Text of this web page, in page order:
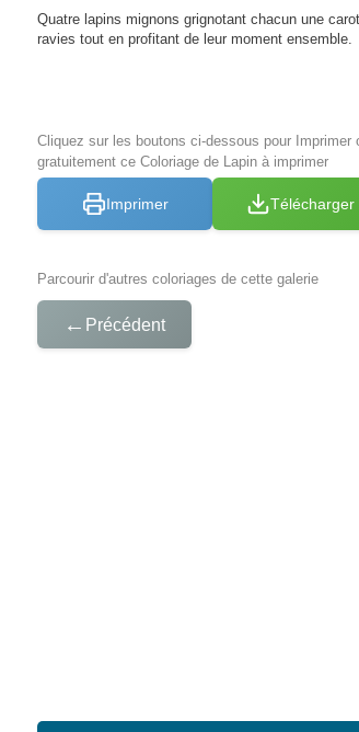
Quatre lapins mignons grignotant chacun une
ravies tout en profitant de leur moment ensemble.
Cliquez sur les boutons ci-dessous pour Imprimer
gratuitement ce Coloriage de Lapin à imprimer
Imprimer Télécharger
Parcourir d'autres coloriages de cette galerie
← Précédent